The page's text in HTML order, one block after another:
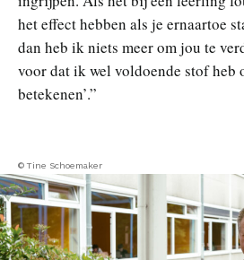
het effect hebben als je ernaartoe
dan heb ik niets meer om jou te
voor dat ik wel voldoende stof heb
betekenen’.”
© Tine Schoemaker